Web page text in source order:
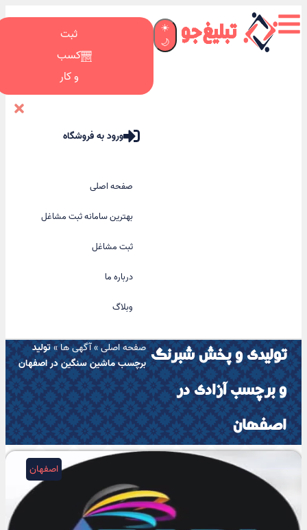
☀️
🌙
ثبت
کسب
و کار
ورود به فروشگاه
صفحه اصلی
بهترین سامانه ثبت مشاغل
ثبت مشاغل
درباره ما
وبلاگ
تولیدی و پخش شبرنگ
و برچسب آزادی در
اصفهان
صفحه اصلی»آگهی ها»تولید
برچسب ماشین سنگین در اصفهان
اصفهان